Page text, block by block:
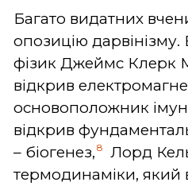
Багато видатних
опозицію дарвінізму.
фізик Джеймс Клерк
відкрив
основоположник
відкрив
– біогенез, 8
Лорд
термодинаміки, який